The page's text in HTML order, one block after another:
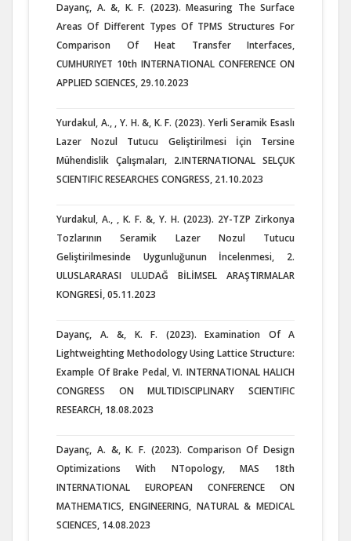
Dayanç, A. &, K. F. (2023). Measuring The Surface
Areas Of Different Types Of TPMS Structures For
Comparison Of Heat Transfer Interfaces,
CUMHURIYET 10th INTERNATIONAL CONFERENCE ON
APPLIED SCIENCES, 29.10.2023
Yurdakul, A., , Y. H. &, K. F. (2023). Yerli Seramik Esaslı
Lazer Nozul Tutucu Geliştirilmesi İçin Tersine
Mühendislik Çalışmaları, 2.INTERNATIONAL SELÇUK
SCIENTIFIC RESEARCHES CONGRESS, 21.10.2023
Yurdakul, A., , K. F. &, Y. H. (2023). 2Y-TZP Zirkonya
Tozlarının Seramik Lazer Nozul Tutucu
Geliştirilmesinde Uygunluğunun İncelenmesi, 2.
ULUSLARARASI ULUDAĞ BİLİMSEL ARAŞTIRMALAR
KONGRESİ, 05.11.2023
Dayanç, A. &, K. F. (2023). Examination Of A
Lightweighting Methodology Using Lattice Structure:
Example Of Brake Pedal, VI. INTERNATIONAL HALICH
CONGRESS ON MULTIDISCIPLINARY SCIENTIFIC
RESEARCH, 18.08.2023
Dayanç, A. &, K. F. (2023). Comparison Of Design
Optimizations With NTopology, MAS 18th
INTERNATIONAL EUROPEAN CONFERENCE ON
MATHEMATICS, ENGINEERING, NATURAL & MEDICAL
SCIENCES, 14.08.2023